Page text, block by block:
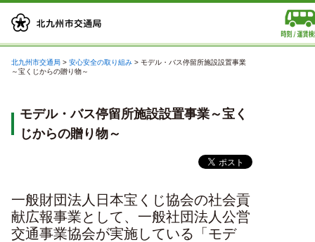
北九州市交通局 > 安心安全の取り組み > モデル・バス停留所施設設置事業
～宝くじからの贈り物～
モデル・バス停留所施設設置事業～宝く
じからの贈り物～
一般財団法人日本宝くじ協会の社会貢
献広報事業として、一般社団法人公営
交通事業協会が実施している「モデ